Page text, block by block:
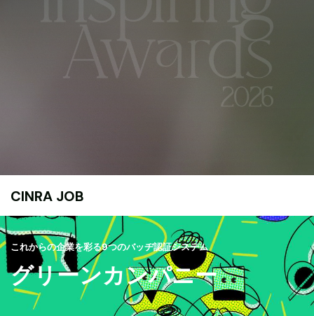
CINRA JOB
これからの企業を彩る9つのバッヂ認証システム
グリーンカンパニー